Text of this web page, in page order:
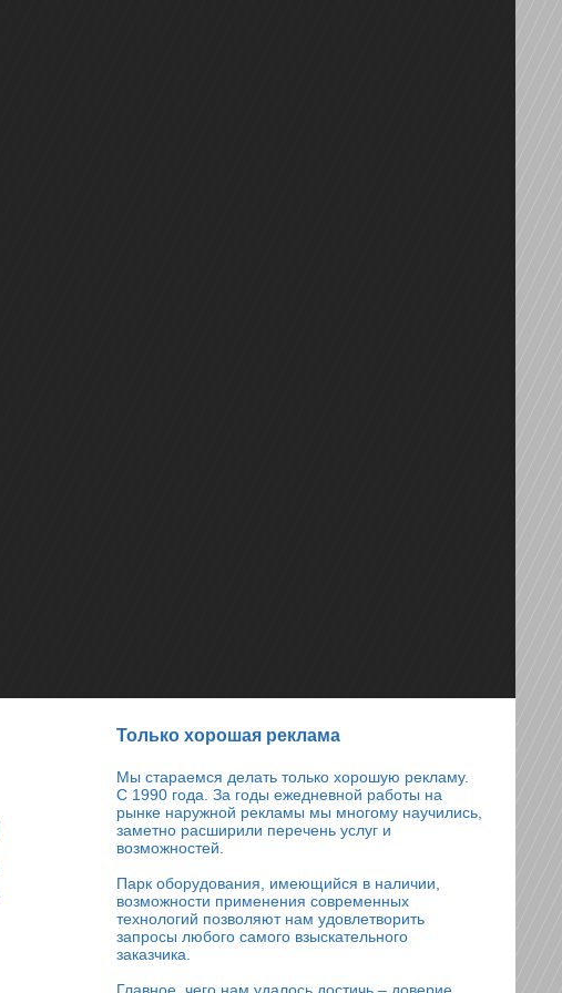
Только хорошая реклама
Мы стараемся делать только хорошую рекламу.
С 1990 года. За годы ежедневной работы на
рынке наружной рекламы мы многому научились,
заметно расширили перечень услуг и
возможностей.
Парк оборудования, имеющийся в наличии,
возможности применения современных
технологий позволяют нам удовлетворить
запросы любого самого взыскательного
заказчика.